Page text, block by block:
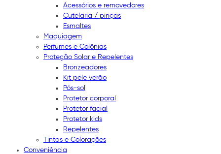
Acessórios e removedores
Cutelaria / pinças
Esmaltes
Maquiagem
Perfumes e Colônias
Proteção Solar e Repelentes
Bronzeadores
Kit pele verão
Pós-sol
Protetor corporal
Protetor facial
Protetor kids
Repelentes
Tintas e Colorações
Conveniência